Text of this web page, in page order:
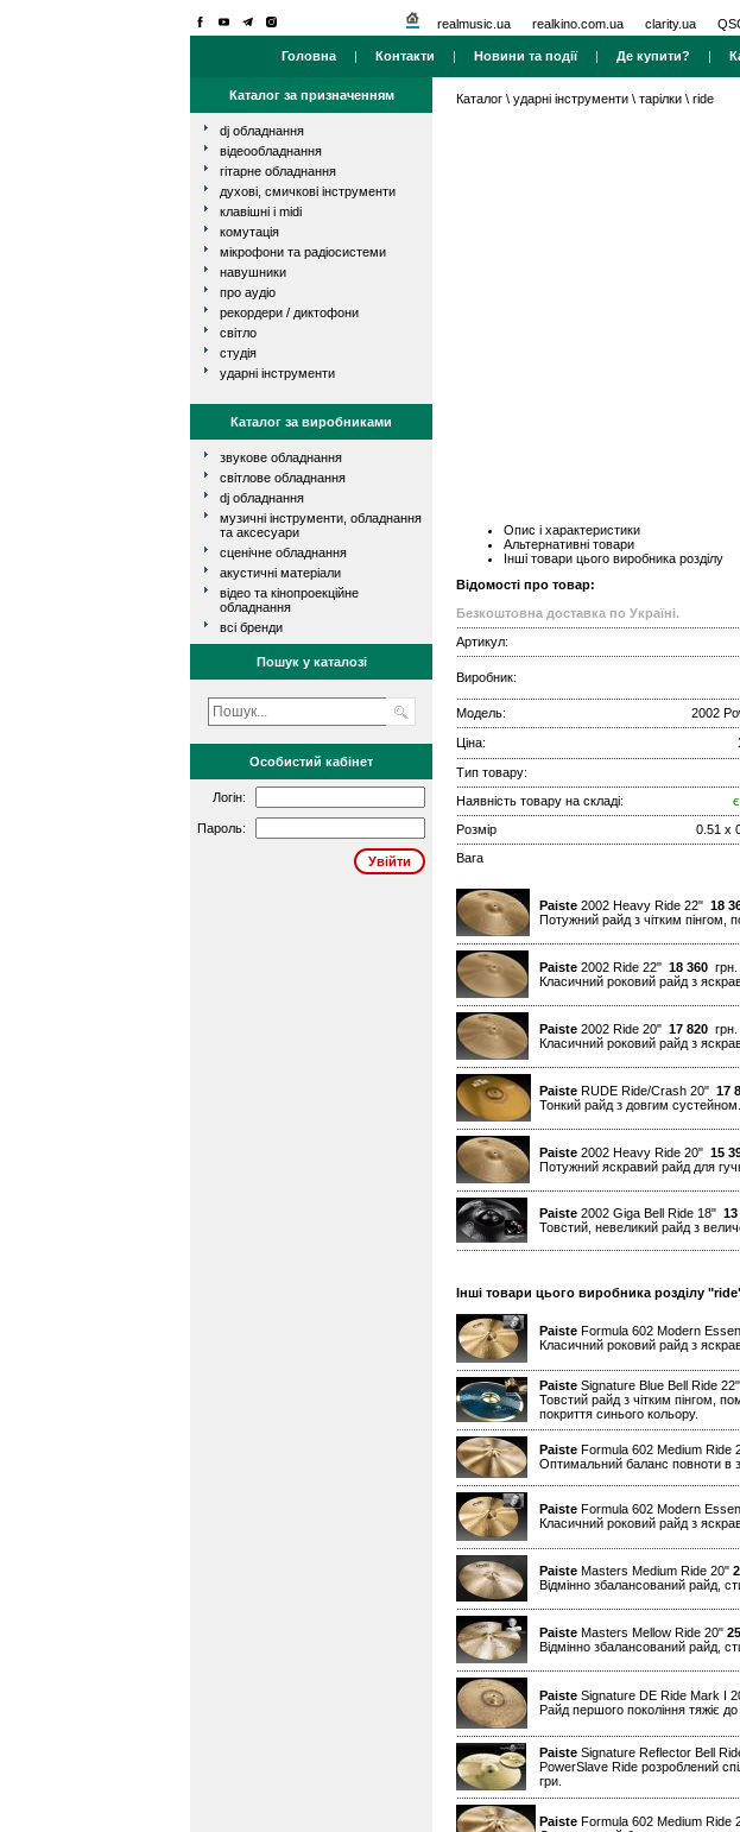
realmusic.ua realkino.com.ua clarity.ua
Головна | Контакти | Новини та події| Де купити? |
Каталог за призначенням
dj обладнання
відеообладнання
гітарне обладнання
духові, смичкові інструменти
клавішні і midi
комутація
мікрофони та радіосистеми
навушники
про аудіо
рекордери / диктофони
світло
студія
ударні інструменти
Каталог за виробниками
звукове обладнання
світлове обладнання
dj обладнання
музичні інструменти, обладнання
та аксесуари
сценічне обладнання
акустичні матеріали
відео та кінопроекційне
обладнання
всі бренди
Пошук у каталозі
Особистий кабінет
Логін:
Пароль:
Каталог \ ударні інструменти \ тарілки \ ride
Опис і характеристики
Альтернативні товари
Інші товари цього виробника розділу
Відомості про товар:
Безкоштовна доставка по Україні.
Артикул:
Виробник:
Модель:
2002
Ціна:
Тип товару:
Наявність товару на складі:
Розмір
0.51 x
Вага
Paiste 2002 Heavy Ride 22" 18
Потужний райд з чітким
Paiste 2002 Ride 22" 18 360
Класичний роковий райд з
Paiste 2002 Ride 20" 17 820
Класичний роковий райд з
Paiste RUDE Ride/Crash 20" 17
Тонкий райд з довгим сустейном.
Paiste 2002 Heavy Ride 20" 15
Потужний яскравий райд для
Paiste 2002 Giga Bell Ride 18" 13
Товстий, невеликий райд з
Інші товари цього виробника розділу
Paiste Formula 602 Modern
Класичний роковий райд з
Paiste Signature Blue Bell Ride 22"
Товстий райд з чітким пінгом,
покриття синього кольору.
Paiste Formula 602 Medium Ride
Оптимальний баланс повноти в
Paiste Formula 602 Modern
Класичний роковий райд з
Paiste Masters Medium Ride 20"
Відмінно збалансований райд,
Paiste Masters Mellow Ride 20"
Відмінно збалансований райд,
Paiste Signature DE Ride Mark I
Райд першого покоління тяжіє
Paiste Signature Reflector Bell
PowerSlave Ride розроблений
гри.
Paiste Formula 602 Medium Ride